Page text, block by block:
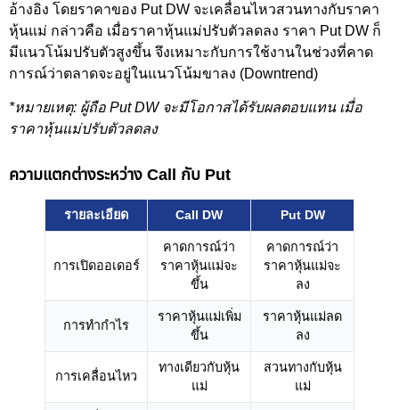
อ้างอิง โดยราคาของ Put DW จะเคลื่อนไหวสวนทางกับราคา
หุ้นแม่ กล่าวคือ เมื่อราคาหุ้นแม่ปรับตัวลดลง ราคา Put DW ก็
มีแนวโน้มปรับตัวสูงขึ้น จึงเหมาะกับการใช้งานในช่วงที่คาด
การณ์ว่าตลาดจะอยู่ในแนวโน้มขาลง (Downtrend)
*หมายเหตุ: ผู้ถือ Put DW จะมีโอกาสได้รับผลตอบแทน เมื่อ
ราคาหุ้นแม่ปรับตัวลดลง
ความแตกต่างระหว่าง Call กับ Put
รายละเอียด Call DW Put DW
การเปิดออเดอร์
คาดการณ์ว่า
ราคาหุ้นแม่จะ
ขึ้น
คาดการณ์ว่า
ราคาหุ้นแม่จะ
ลง
การทำกำไร
ราคาหุ้นแม่เพิ่ม
ขึ้น
ราคาหุ้นแม่ลด
ลง
การเคลื่อนไหว
ทางเดียวกับหุ้น
แม่
สวนทางกับหุ้น
แม่